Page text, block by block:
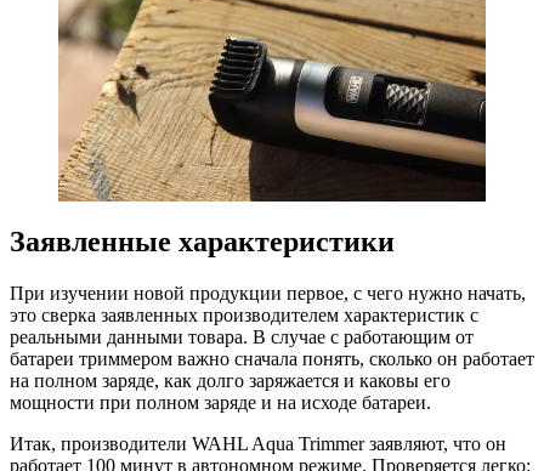
Заявленные характеристики
При изучении новой продукции первое, с чего нужно начать,
это сверка заявленных производителем характеристик с
реальными данными товара. В случае с работающим от
батареи триммером важно сначала понять, сколько он работает
на полном заряде, как долго заряжается и каковы его
мощности при полном заряде и на исходе батареи.
Итак, производители WAHL Aqua Trimmer заявляют, что он
работает 100 минут в автономном режиме. Проверяется легко: